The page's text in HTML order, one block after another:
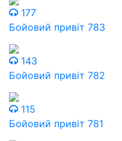
177
Бойовий привіт 783
143
Бойовий привіт 782
115
Бойовий привіт 781